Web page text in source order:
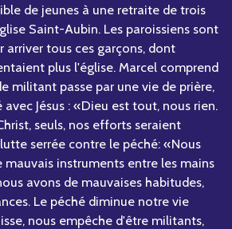
de jeunes à une retraite de trois
Saint-Aubin. Les paroissiens sont
arriver tous ces garçons, dont
plus l'église. Marcel comprend
militant passe par une vie de prière,
Jésus : «Dieu est tout, nous rien.
seuls, nos efforts seraient
serrée contre le péché: «Nous
mauvais instruments entre les mains
avons de mauvaises habitudes,
Le péché diminue notre vie
nous empêche d'être militants,